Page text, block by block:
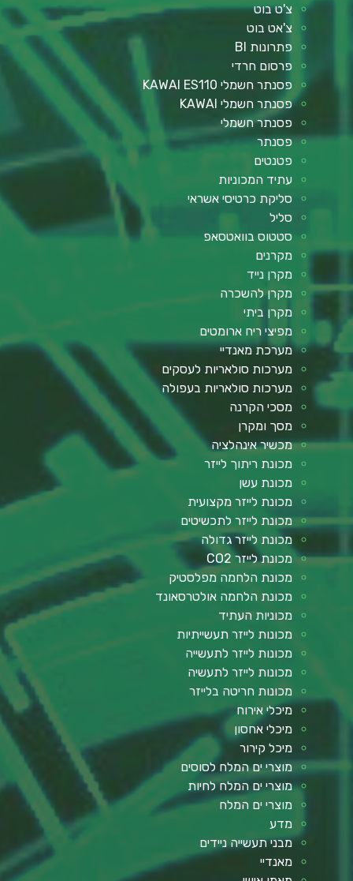
צ'ט בוט
צ'אט בוט
פתרונות BI
פרסום חרדי
פסנתר חשמלי KAWAI ES110
פסנתר חשמלי KAWAI
פסנתר חשמלי
פסנתר
פטנטים
עתיד המכוניות
סליקת כרטיסי אשראי
סליל
סטטוס בוואטסאפ
מקרנים
מקרן נייד
מקרן להשכרה
מקרן ביתי
מפיצי ריח ארומטים
מערכת מאנדיי
מערכות סולאריות לעסקים
מערכות סולאריות בעפולה
מסכי הקרנה
מסך ומקרן
מכשיר אינהלציה
מכונת ריתוך לייזר
מכונת עשן
מכונת לייזר מקצועית
מכונת לייזר לתכשיטים
מכונת לייזר גדולה
מכונת לייזר CO2
מכונת הלחמה מפלסטיק
מכונת הלחמה אולטרסאונד
מכוניות העתיד
מכונות לייזר תעשייתיות
מכונות לייזר לתעשייה
מכונות לייזר לתעשיה
מכונות חריטה בלייזר
מיכלי אירוח
מיכלי אחסון
מיכל קירור
מוצרי ים המלח לסוסים
מוצרי ים המלח לחיות
מוצרי ים המלח
מדע
מבני תעשייה ניידים
מאנדיי